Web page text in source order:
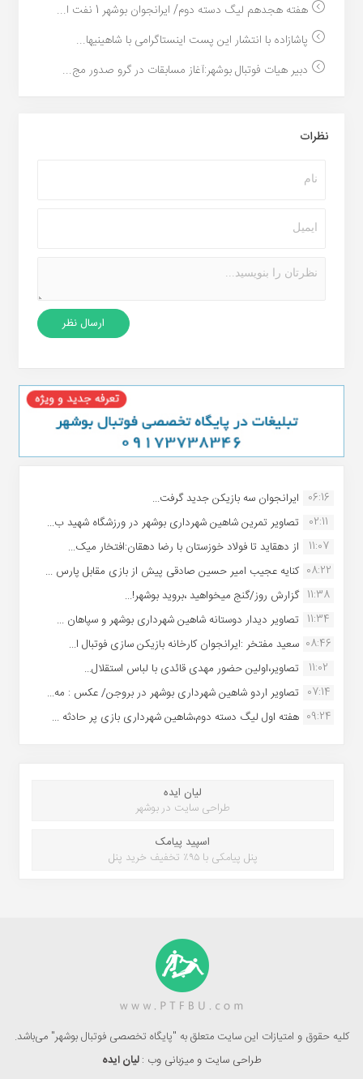
هفته هجدهم لیگ دسته دوم/ ایرانجوان بوشهر 1 نفت ا...
پاشازاده با انتشار این پست اینستاگرامی با شاهینیها...
دبیر هیات فوتبال بوشهر:آغاز مسابقات در گرو صدور مج...
نظرات
06:16 ایرانجوان سه بازیکن جدید گرفت...
02:11
تصاویر تمرین شاهین شهردارى بوشهر در ورزشگاه شهید ب...
11:07
از دهقاید تا فولاد خوزستان با رضا دهقان:افتخار میک...
08:22 کنایه عجیب امیر حسین صادقی پیش از بازی مقابل پارس ...
11:38 گزارش روز/گنج میخواهید ،بروید بوشهر!...
11:34 تصاویر دیدار دوستانه شاهین شهردارى بوشهر و سپاهان ...
08:46 سعید مفتخر :ایرانجوان کارخانه بازیکن سازی فوتبال ا...
11:02
تصاویر،اولین حضور مهدی قائدی با لباس استقلال...
07:14 تصاویر اردو شاهین شهرداری بوشهر در بروجن/ عکس : مه...
09:24 هفته اول لیگ دسته دوم،شاهین شهرداری بازی پر حادثه ...
لیان ایده
طراحی سایت در بوشهر
اسپید پیامک
پنل پیامکی با ۹۵٪ تخفیف خرید پنل
کلیه حقوق و امتیازات این سایت متعلق به "پایگاه تخصصی فوتبال بوشهر" می‌باشد.
طراحی سایت و میزبانی وب :لیان ایده